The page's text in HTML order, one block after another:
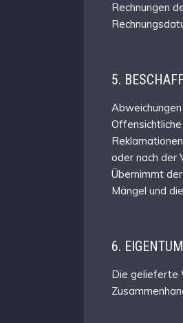
Rechnungen
5.
oder nach der
Übernimmt
Mängel und
6.
Die gelieferte